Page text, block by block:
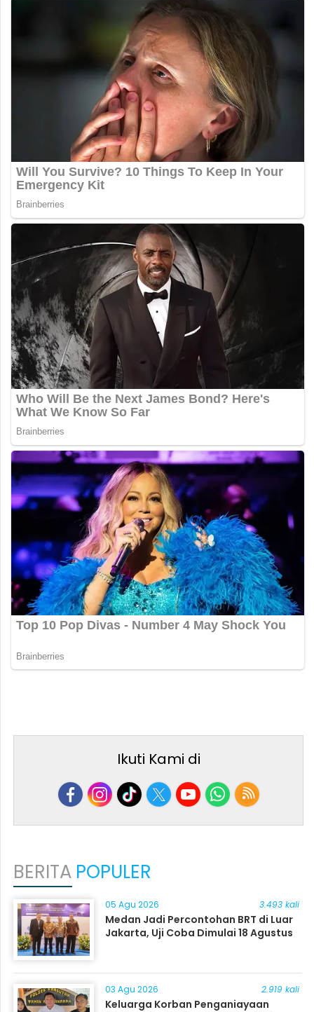
Ikuti Kami di
BERITA POPULER
05 Agu 2026 3.493 kali
Medan Jadi Percontohan BRT di Luar
Jakarta, Uji Coba Dimulai 18 Agustus
03 Agu 2026 2.919 kali
Keluarga Korban Penganiayaan